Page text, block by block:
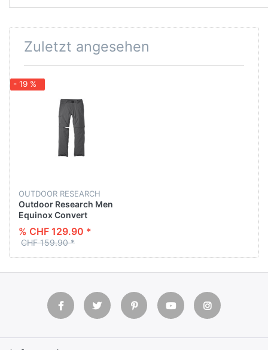
Zuletzt angesehen
- 19 %
OUTDOOR RESEARCH
Outdoor Research Men
Equinox Convert
Pants/Shorts
% CHF 129.90 *
CHF 159.90 *